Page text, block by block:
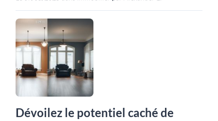
Dévoilez le potentiel caché de